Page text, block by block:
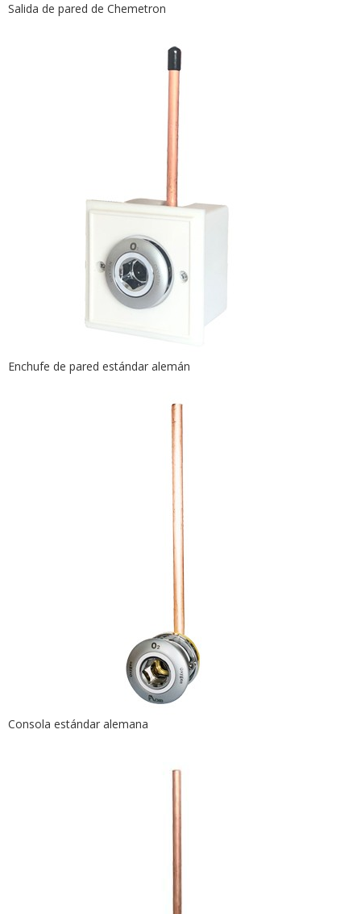
Salida de pared de Chemetron
Enchufe de pared estándar alemán
Consola estándar alemana